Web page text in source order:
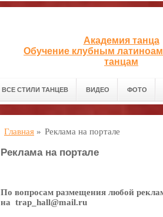
Академия танца
Обучение клубным
танцам
ВСЕ СТИЛИ ТАНЦЕВ ВИДЕО ФОТО
Главная » Реклама на портале
Реклама на портале
По вопросам размещения любой
на trap_hall@mail.ru